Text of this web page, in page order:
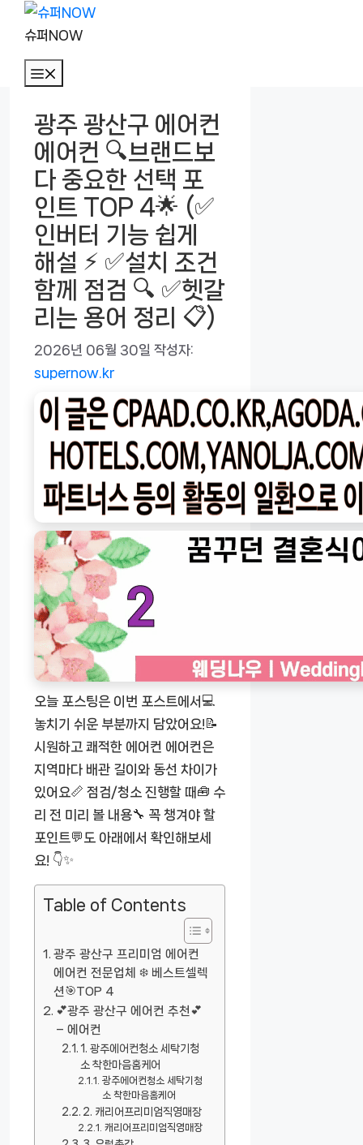
슈퍼NOW
광주 광산구 에어컨
에어컨 🔍브랜드보
다 중요한 선택 포
인트 TOP 4🌟 (✅
인버터 기능 쉽게
해설 ⚡ ✅설치 조건
함께 점검 🔍 ✅헷갈
리는 용어 정리 📋)
2026년 06월 30일 작성자:
supernow.kr
오늘 포스팅은 이번 포스트에서💻
놓치기 쉬운 부분까지 담았어요!📝
시원하고 쾌적한 에어컨 에어컨은
지역마다 배관 길이와 동선 차이가
있어요📏 점검/청소 진행할 때🧰 수
리 전 미리 볼 내용🔧 꼭 챙겨야 할
포인트💬도 아래에서 확인해보세
요! 👇✨
Table of Contents
광주 광산구 프리미엄 에어컨
에어컨 전문업체 ❄️ 베스트셀렉
션🎯TOP 4
💕광주 광산구 에어컨 추천💕
– 에어컨
1. 광주에어컨청소 세탁기청
소 착한마음홈케어
광주에어컨청소 세탁기청
소 착한마음홈케어
2. 캐리어프리미엄직영매장
캐리어프리미엄직영매장